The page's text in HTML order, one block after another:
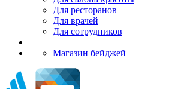
Для ресторанов
Для врачей
Для сотрудников
Магазин бейджей